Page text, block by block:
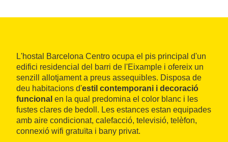
L'hostal Barcelona Centro ocupa el pis principal d'un
edifici residencial del barri de l'Eixample i ofereix un
senzill allotjament a preus assequibles. Disposa de
deu habitacions d'estil contemporani i decoració
funcional en la qual predomina el color blanc i les
fustes clares de bedoll. Les estances estan equipades
amb aire condicionat, calefacció, televisió, telèfon,
connexió wifi gratuïta i bany privat.